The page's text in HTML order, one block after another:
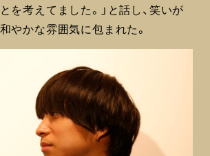
を考えてました。」と話し、笑いが
やかな雰囲気に包まれた。